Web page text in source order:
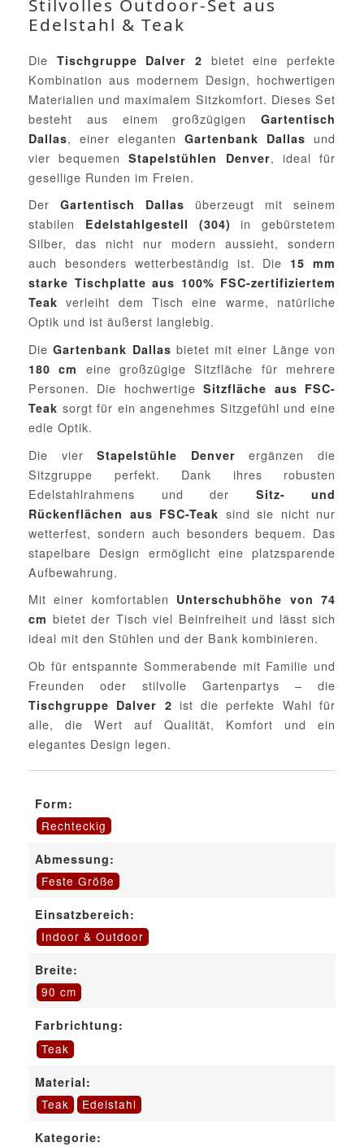
Stilvolles Outdoor-Set aus
Edelstahl & Teak
Die Tischgruppe Dalver 2 bietet eine perfekte
Kombination aus modernem Design, hochwertigen
Materialien und maximalem Sitzkomfort. Dieses Set
besteht aus einem großzügigen Gartentisch
Dallas, einer eleganten Gartenbank Dallas und
vier bequemenStapelstühlen Denver, ideal für
gesellige Runden im Freien.
Der Gartentisch Dallas überzeugt mit seinem
stabilen Edelstahlgestell (304) in gebürstetem
Silber, das nicht nur modern aussieht, sondern
auch besonders wetterbeständig ist. Die 15 mm
starke Tischplatte aus 100% FSC-zertifiziertem
Teak verleiht dem Tisch eine warme, natürliche
Optik und ist äußerst langlebig.
DieGartenbank Dallas bietet mit einer Länge von
180 cm
eine großzügige Sitzfläche für mehrere
Personen. Die hochwertigeSitzfläche aus FSC-
Teak sorgt für ein angenehmes Sitzgefühl und eine
edle Optik.
Die vierStapelstühle Denver ergänzen die
Sitzgruppe perfekt. Dank ihres robusten
Edelstahlrahmens und der Sitz- und
Rückenflächen aus FSC-Teak sind sie nicht nur
wetterfest, sondern auch besonders bequem. Das
stapelbare Design ermöglicht eine platzsparende
Aufbewahrung.
Mit einer komfortablen Unterschubhöhe von 74
cm bietet der Tisch viel Beinfreiheit und lässt sich
ideal mit den Stühlen und der Bank kombinieren.
Ob für entspannte Sommerabende mit Familie und
Freunden oder stilvolle Gartenpartys – die
Tischgruppe Dalver 2 ist die perfekte Wahl für
alle, die Wert auf Qualität, Komfort und ein
elegantes Design legen.
Form:
Rechteckig
Abmessung:
Feste Größe
Einsatzbereich:
Indoor & Outdoor
Breite:
90 cm
Farbrichtung:
Teak
Material:
Teak
Edelstahl
Kategorie: